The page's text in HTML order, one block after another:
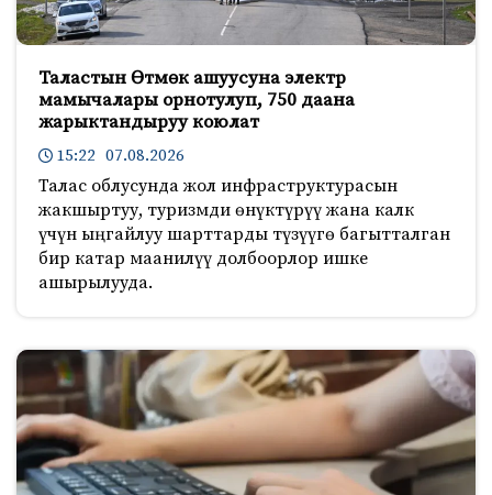
Таластын Өтмөк ашуусуна электр
мамычалары орнотулуп, 750 даана
жарыктандыруу коюлат
15:22 07.08.2026
Талас облусунда жол инфраструктурасын
жакшыртуу, туризмди өнүктүрүү жана калк
үчүн ыңгайлуу шарттарды түзүүгө багытталган
бир катар маанилүү долбоорлор ишке
ашырылууда.